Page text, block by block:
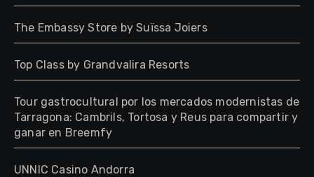
The Embassy Store by Suïssa Joiers
Top Class by Grandvalira Resorts
Tour gastrocultural por los mercados modernistas de
Tarragona: Cambrils, Tortosa y Reus para compartir y
ganar en Breemfy
UNNIC Casino Andorra